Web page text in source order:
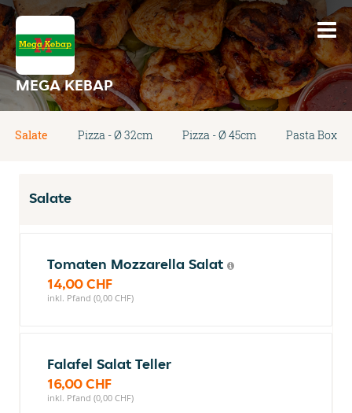
MEGA KEBAP
Salate Pizza - Ø 32cm Pizza - Ø 45cm Pasta Box
Salate
Tomaten Mozzarella Salat
14,00 CHF
inkl. Pfand (0,00 CHF)
Falafel Salat Teller
16,00 CHF
inkl. Pfand (0,00 CHF)